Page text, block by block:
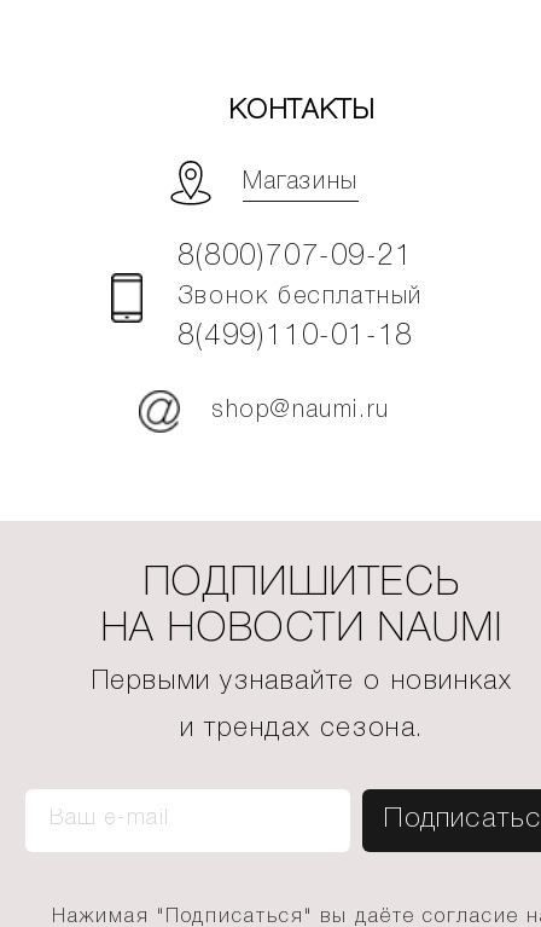
КОНТАКТЫ
Магазины
8(800)707-09-21
Звонок бесплатный
8(499)110-01-18
shop@naumi.ru
ПОДПИШИТЕСЬ
НА НОВОСТИ NAUMI
Первыми узнавайте о новинках
и трендах сезона.
Нажимая "Подписаться" вы даёте согласие